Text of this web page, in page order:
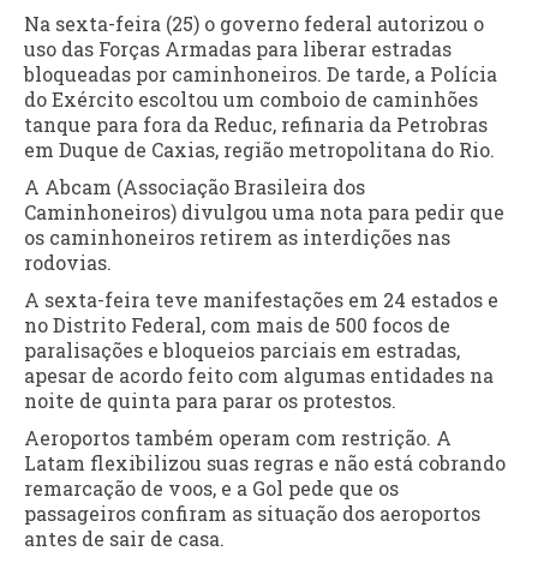
Na sexta-feira (25) o governo federal autorizou o
uso das Forças Armadas para liberar estradas
bloqueadas por caminhoneiros. De tarde, a Polícia
do Exército escoltou um comboio de caminhões
tanque para fora da Reduc, refinaria da Petrobras
em Duque de Caxias, região metropolitana do Rio.
A Abcam (Associação Brasileira dos
Caminhoneiros) divulgou uma nota para pedir que
os caminhoneiros retirem as interdições nas
rodovias.
A sexta-feira teve manifestações em 24 estados e
no Distrito Federal, com mais de 500 focos de
paralisações e bloqueios parciais em estradas,
apesar de acordo feito com algumas entidades na
noite de quinta para parar os protestos.
Aeroportos também operam com restrição. A
Latam flexibilizou suas regras e não está cobrando
remarcação de voos, e a Gol pede que os
passageiros confiram as situação dos aeroportos
antes de sair de casa.